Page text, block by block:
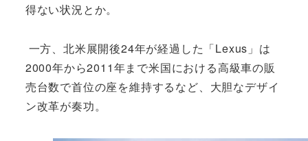
得ない状況とか。
一方、北米展開後24年が経過した「Lexus」は
2000年から2011年まで米国における高級車の販
売台数で首位の座を維持するなど、大胆なデザイ
ン改革が奏功。